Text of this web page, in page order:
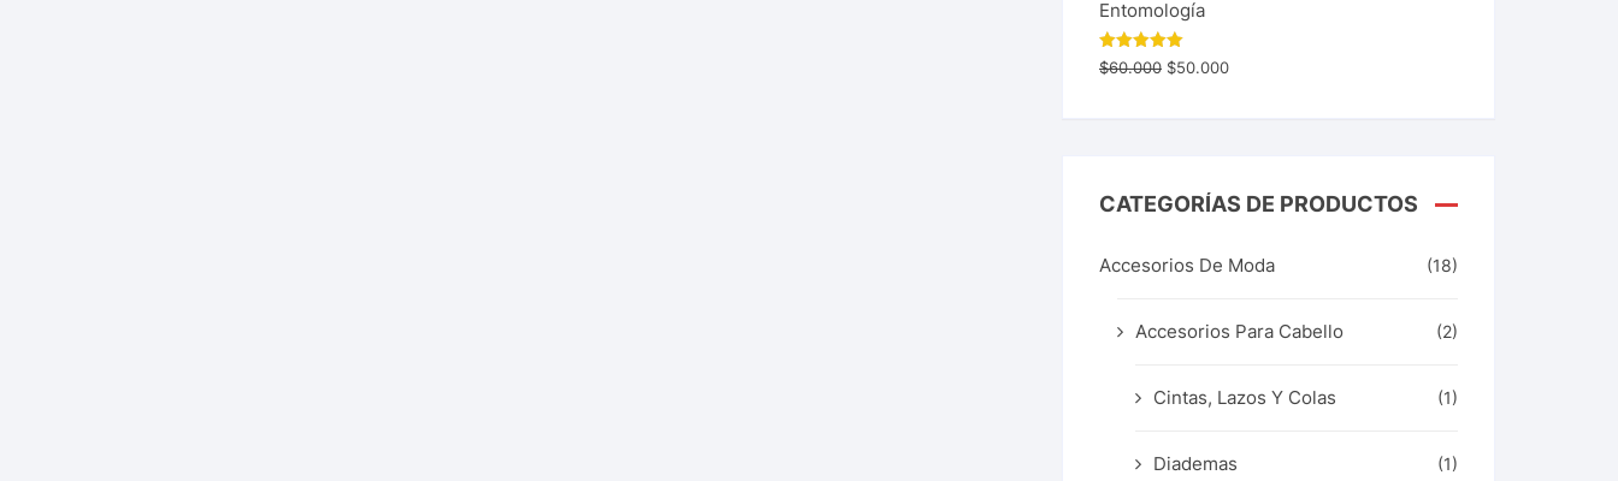
Entomología
Valorado
con 5.00
$60.000 $50.000
CATEGORÍAS DE PRODUCTOS
Accesorios De Moda (18)
Accesorios Para Cabello (2)
Cintas, Lazos Y Colas (1)
Diademas (1)